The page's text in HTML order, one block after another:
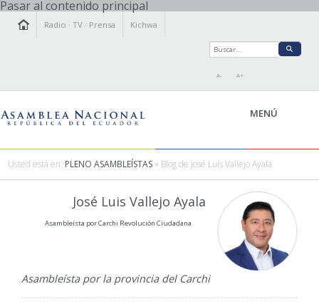
Pasar al contenido principal
Radio ·TV · Prensa Kichwa
A- A+
MENÚ
FISCALIZAMOS
PARTICIPACIÓN
RELACIONES INTERNACIONALES
Usted está en: PLENO ASAMBLEÍSTAS » Blog de José Luis Vallejo Ayala
José Luis Vallejo Ayala
Asambleísta por Carchi Revolución Ciudadana
Asambleísta por la provincia del Carchi